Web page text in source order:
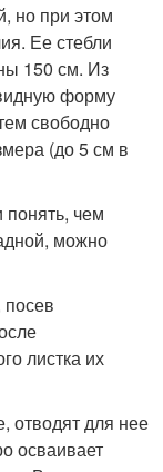
но при этом
Ее стебли
150 см. Из
форму
свободно
(до 5 см в
понять, чем
можно
листка их
отводят для нее
осваивает